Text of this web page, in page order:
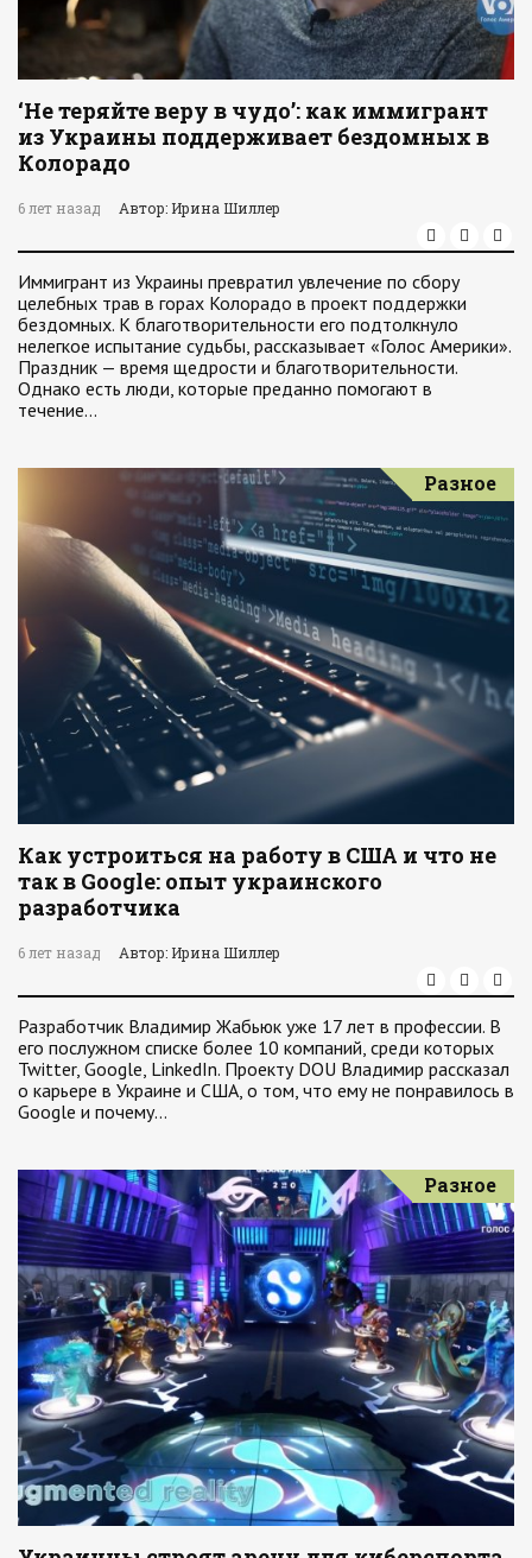
‘Не теряйте веру в чудо’: как иммигрант
из Украины поддерживает бездомных в
Колорадо
6 лет назад Автор: Ирина Шиллер
Иммигрант из Украины превратил увлечение по сбору
целебных трав в горах Колорадо в проект поддержки
бездомных. К благотворительности его подтолкнуло
нелегкое испытание судьбы, рассказывает «Голос Америки».
Праздник — время щедрости и благотворительности.
Однако есть люди, которые преданно помогают в
течение…
Разное
Как устроиться на работу в США и что не
так в Google: опыт украинского
разработчика
6 лет назад Автор: Ирина Шиллер
Разработчик Владимир Жабьюк уже 17 лет в профессии. В
его послужном списке более 10 компаний, среди которых
Twitter, Google, LinkedIn. Проекту DOU Владимир рассказал
о карьере в Украине и США, о том, что ему не понравилось в
Google и почему…
Разное